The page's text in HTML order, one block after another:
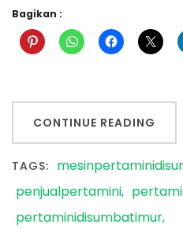
Bagikan :
CONTINUE READING
TAGS:
penjualpertamini
pertaminidisumbatimur